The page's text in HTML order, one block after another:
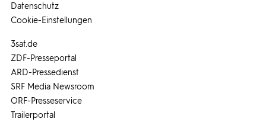
3sat.de
ZDF-Presseportal
ARD-Pressedienst
SRF Media Newsroom
ORF-Presseservice
Trailerportal
Datenschutz
Cookie-Einstellungen